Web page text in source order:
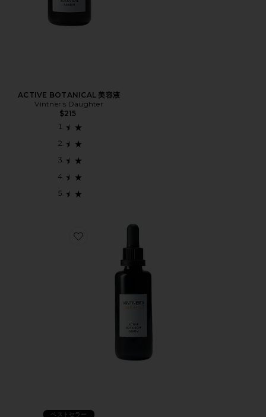
ACTIVE BOTANICAL 美容液
Vintner's Daughter
$215
Favorite JUMBO ACTIVE BOTANICAL SERUM ジャン
ベストセラー